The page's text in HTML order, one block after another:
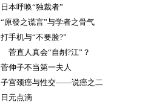
日本呼唤“独裁者”
“原發之谎言”与学者之骨气
打手机与“不要脸?”
菅直人真会“自刎?江”？
菅伸子不当第一夫人
子宫颈癌与性交——说癌之二
日元点滴